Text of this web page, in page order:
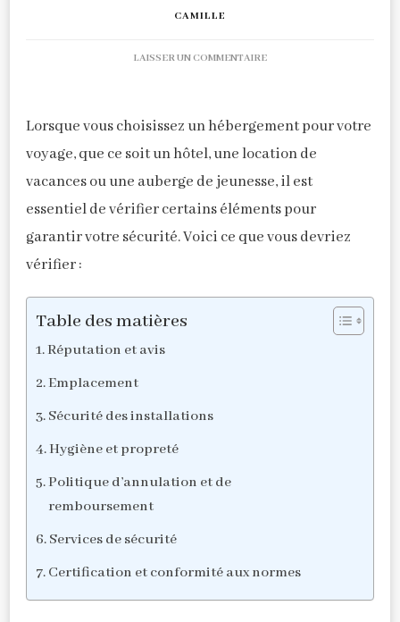
CAMILLE
LAISSER UN COMMENTAIRESUR
DE
VOYAGE:
QU’IL
FAUT
Lorsque vous choisissez un hébergement pour votre
voyage, que ce soit un hôtel, une location de
vacances ou une auberge de jeunesse, il est
essentiel de vérifier certains éléments pour
garantir votre sécurité. Voici ce que vous devriez
vérifier :
Table des matières
Réputation et avis
Emplacement
Sécurité des installations
Hygiène et propreté
Politique d’annulation et de
remboursement
Services de sécurité
Certification et conformité aux normes